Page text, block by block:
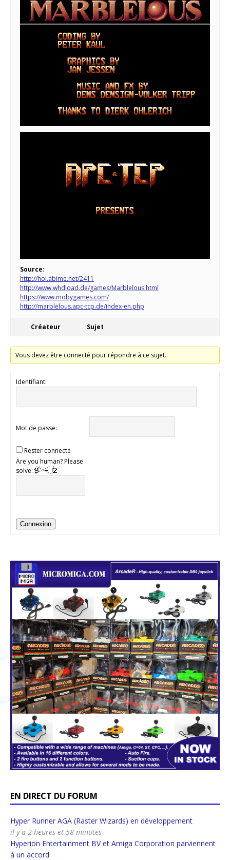
Source:
http://hol.abime.net/2411
http://www.whdload.de/games/Marblelous.html
https://www.mobygames.com/
http://marblelous.apc-tcp.de/index-en.php
Créateur Sujet
Vous devez être connecté pour répondre à ce sujet.
Identifiant:
Mot de passe:
Rester connecté
Are you human? Please
solve:
Connexion
EN DIRECT DU FORUM
Hyper Runner AGA (Raster Wizards) en développement
il y a 2 heures et 58 minutes
Hyperion Entertainment BV et Amiga Corporation parviennent
à un accord